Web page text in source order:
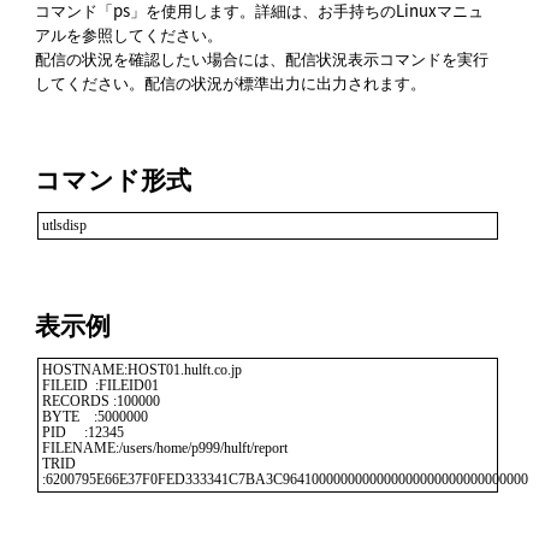
コマンド「ps」を使用します。詳細は、お手持ちのLinuxマニュ
アルを参照してください。
配信の状況を確認したい場合には、配信状況表示コマンドを実行
してください。配信の状況が標準出力に出力されます。
コマンド形式
utlsdisp
表示例
HOSTNAME:HOST01.hulft.co.jp
FILEID  :FILEID01
RECORDS :100000
BYTE    :5000000
PID     :12345
FILENAME:/users/home/p999/hulft/report
TRID